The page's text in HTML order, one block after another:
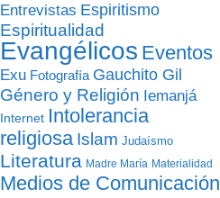
Entrevistas Espiritismo
Espiritualidad
Evangélicos Eventos
Exu Fotografía Gauchito Gil
Género y Religión Iemanjá
Internet Intolerancia
religiosa Islam Judaísmo
Literatura Madre María Materialidad
Medios de Comunicación